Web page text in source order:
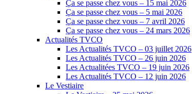
Ça se passe chez vous – 15 mai 2026
Ça se passe chez vous – 5 mai 2026
Ça se passe chez vous – 7 avril 2026
Ça se passe chez vous – 24 mars 2026
Actualités TVCO
Les Actualités TVCO – 03 juillet 2026
Les Actualités TVCO – 26 juin 2026
Les Actualitées TVCO – 19 juin 2026
Les Actualités TVCO – 12 juin 2026
Le Vestiaire